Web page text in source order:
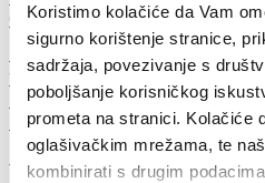
Koristimo kolačiće da Vam
sigurno korištenje stranice,
sadržaja, povezivanje s
poboljšanje korisničkog
prometa na stranici. Kolačiće
oglašivačkim mrežama, te
kombinirati s drugim
Ostalo
Maslac od oraha
100% namazi iz orašastih
Slatki namazi od orašastih
Proteinski namazi od
Superfood